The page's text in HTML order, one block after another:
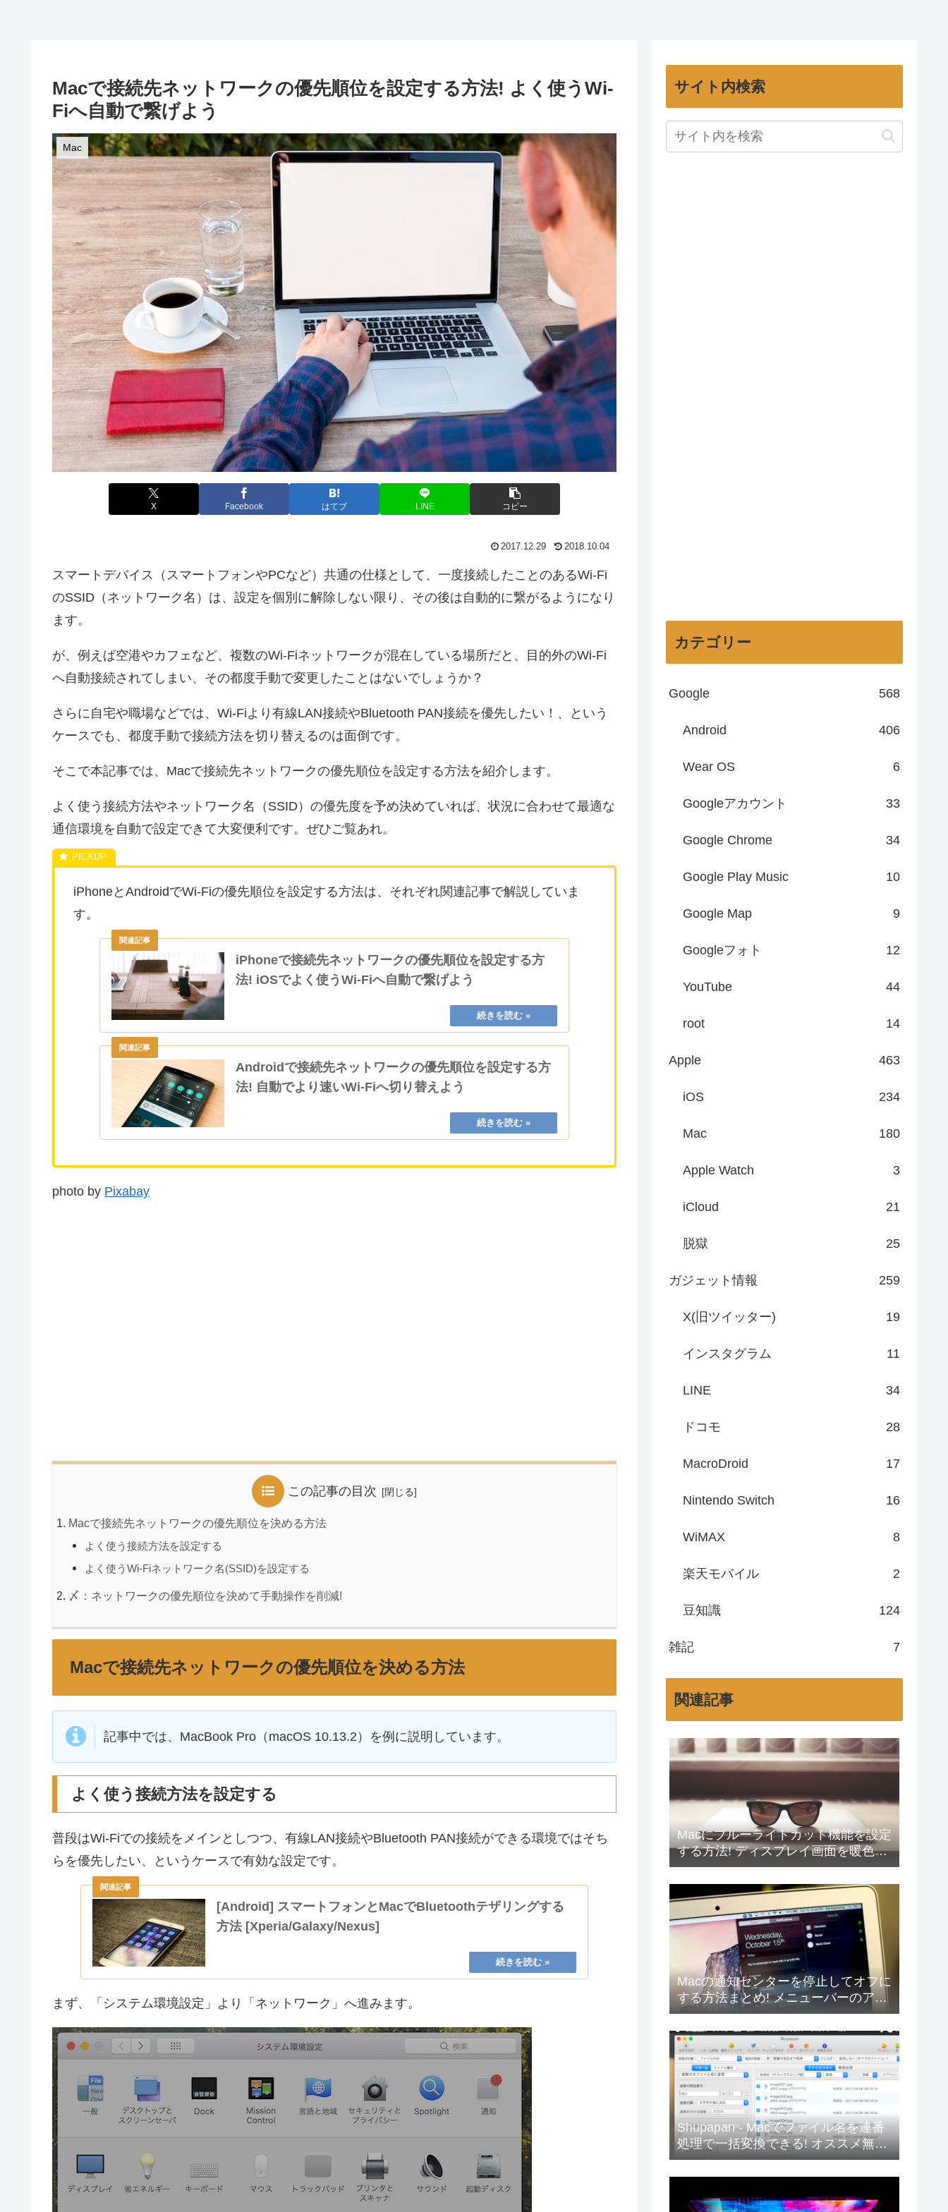
Macで接続先ネットワークの優先順位を設定する方法! よく使うWi-
Fiへ自動で繋げよう
Mac
X Facebook はてブ LINE コピー
2017.12.29 2018.10.04
スマートデバイス（スマートフォンやPCなど）共通の仕様として、一度接続したことのあるWi-Fi
のSSID（ネットワーク名）は、設定を個別に解除しない限り、その後は自動的に繋がるようになり
ます。
が、例えば空港やカフェなど、複数のWi-Fiネットワークが混在している場所だと、目的外のWi-Fi
へ自動接続されてしまい、その都度手動で変更したことはないでしょうか？
さらに自宅や職場などでは、Wi-Fiより有線LAN接続やBluetooth PAN接続を優先したい！、という
ケースでも、都度手動で接続方法を切り替えるのは面倒です。
そこで本記事では、Macで接続先ネットワークの優先順位を設定する方法を紹介します。
よく使う接続方法やネットワーク名（SSID）の優先度を予め決めていれば、状況に合わせて最適な
通信環境を自動で設定できて大変便利です。ぜひご覧あれ。
iPhoneとAndroidでWi-Fiの優先順位を設定する方法は、それぞれ関連記事で解説していま
す。
iPhoneで接続先ネットワークの優先順位を設定する方
法! iOSでよく使うWi-Fiへ自動で繋げよう
Androidで接続先ネットワークの優先順位を設定する方
法! 自動でより速いWi-Fiへ切り替えよう
photo by Pixabay
この記事の目次
Macで接続先ネットワークの優先順位を決める方法
よく使う接続方法を設定する
よく使うWi-Fiネットワーク名(SSID)を設定する
〆：ネットワークの優先順位を決めて手動操作を削減!
Macで接続先ネットワークの優先順位を決める方法
記事中では、MacBook Pro（macOS 10.13.2）を例に説明しています。
よく使う接続方法を設定する
普段はWi-Fiでの接続をメインとしつつ、有線LAN接続やBluetooth PAN接続ができる環境ではそち
らを優先したい、というケースで有効な設定です。
[Android] スマートフォンとMacでBluetoothテザリングする
方法 [Xperia/Galaxy/Nexus]
まず、「システム環境設定」より「ネットワーク」へ進みます。
サイト内検索
カテゴリー
Google 568
Android 406
Wear OS 6
Googleアカウント 33
Google Chrome 34
Google Play Music 10
Google Map 9
Googleフォト 12
YouTube 44
root 14
Apple 463
iOS 234
Mac 180
Apple Watch 3
iCloud 21
脱獄 25
ガジェット情報 259
X(旧ツイッター) 19
インスタグラム 11
LINE 34
ドコモ 28
MacroDroid 17
Nintendo Switch 16
WiMAX 8
楽天モバイル 2
豆知識 124
雑記 7
関連記事
Macにブルーライトカット機能を設定
する方法! ディスプレイ画面を暖色系
にして目の疲れを軽減しよう
Macの通知センターを停止してオフに
する方法まとめ! メニューバーのアイ
コンも無効にして受信を非表示にし
よう
Shupapan - Macでファイル名を連番
処理で一括変換できる! オススメ無料
リネームアプリ